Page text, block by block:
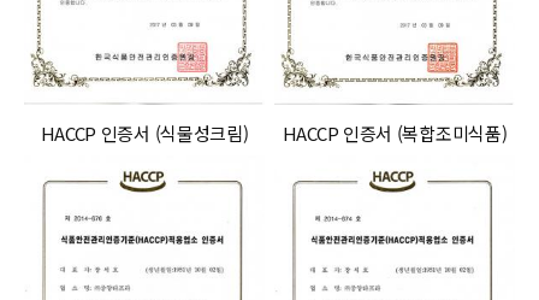
HACCP 인증서 (식물성크림) HACCP 인증서 (복합조미식품)